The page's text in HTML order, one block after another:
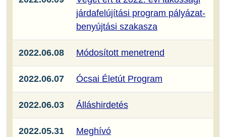
járdafelújítási program pályázat-
benyújtási szakasza
2022.06.08 Módosított menetrend
2022.06.07 Ócsai Életút Program
2022.06.03 Álláshirdetés
2022.05.31 Meghívó